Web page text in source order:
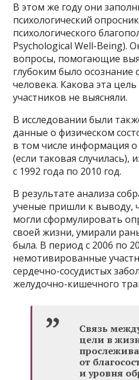
В этом же году они
психологический
психологического
Psychological Well-Being).
вопросы, помогающие
глубоким было осознание
человека. Какова эта
участников не выясняли.
В исследовании были
данные о физическом
в том числе информация
(если таковая случилась),
с 1992 года по 2010 год.
В результате анализа
ученые пришли к выводу,
могли сформулировать
своей жизни, умирали
была. В период с 2006 по
немотивированные
сердечно-сосудистых
желудочно-кишечного
Связь
цели в
от
и уровня